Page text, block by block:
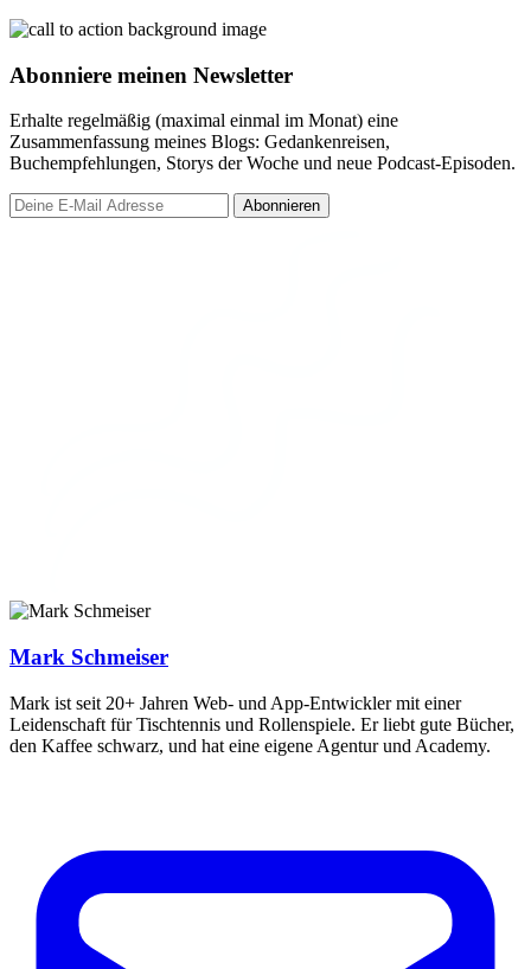
Abonniere meinen Newsletter
Erhalte regelmäßig (maximal einmal im Monat) eine
Zusammenfassung meines Blogs: Gedankenreisen,
Buchempfehlungen, Storys der Woche und neue Podcast-Episoden.
Abonnieren
Mark Schmeiser
Mark ist seit 20+ Jahren Web- und App-Entwickler mit einer
Leidenschaft für Tischtennis und Rollenspiele. Er liebt gute Bücher,
den Kaffee schwarz, und hat eine eigene Agentur und Academy.